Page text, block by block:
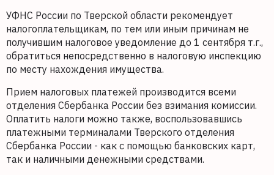
УФНС России по Тверской области рекомендует
налогоплательщикам, по тем или иным причинам не
получившим налоговое уведомление до 1 сентября т.г.,
обратиться непосредственно в налоговую инспекцию
по месту нахождения имущества.
Прием налоговых платежей производится всеми
отделения Сбербанка России без взимания комиссии.
Оплатить налоги можно также, воспользовавшись
платежными терминалами Тверского отделения
Сбербанка России - как с помощью банковских карт,
так и наличными денежными средствами.